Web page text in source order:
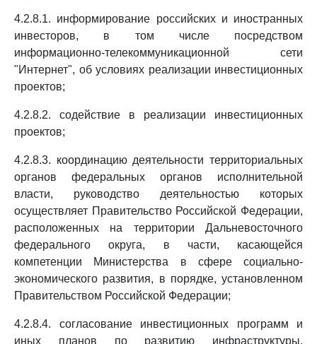
4.2.8.1. информирование российских и иностранных
инвесторов, в том числе посредством
информационно-телекоммуникационной сети
"Интернет", об условиях реализации инвестиционных
проектов;
4.2.8.2. содействие в реализации инвестиционных
проектов;
4.2.8.3. координацию деятельности территориальных
органов федеральных органов исполнительной
власти, руководство деятельностью которых
осуществляет Правительство Российской Федерации,
расположенных на территории Дальневосточного
федерального округа, в части, касающейся
компетенции Министерства в сфере социально-
экономического развития, в порядке, установленном
Правительством Российской Федерации;
4.2.8.4. согласование инвестиционных программ и
иных планов по развитию инфраструктуры,